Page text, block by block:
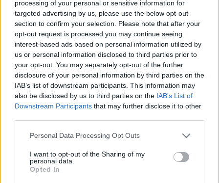
processing of your personal or sensitive information for
targeted advertising by us, please use the below opt-out
section to confirm your selection. Please note that after your
opt-out request is processed you may continue seeing
interest-based ads based on personal information utilized by
us or personal information disclosed to third parties prior to
your opt-out. You may separately opt-out of the further
disclosure of your personal information by third parties on the
IAB’s list of downstream participants. This information may
also be disclosed by us to third parties on the IAB’s List of
Downstream Participants that may further disclose it to other
Personal Data Processing Opt Outs
I want to opt-out of the Sharing of my
personal data.
Opted In
Gassino Torinese (77)
Giaglione (3)
Giaveno (206)
Givoletto (46)
Gravere (5)
Groscavallo (6)